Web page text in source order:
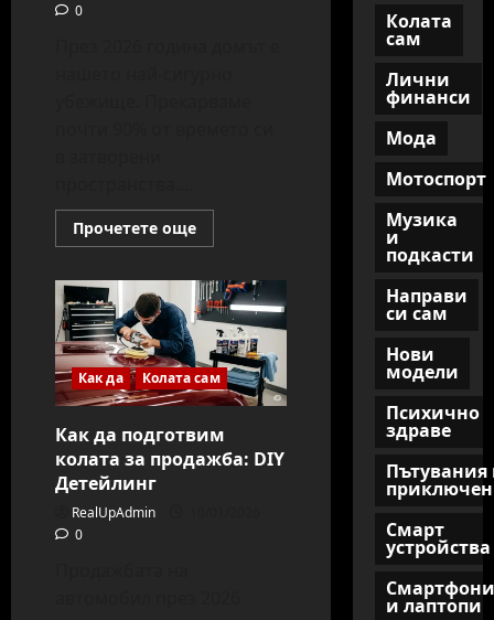
0
Прочетете ощеRead
more
въздух
у
дома:
Най-
добрите
системи
за
филтрация
Как да Колата сам
Как да подготвим
колата за продажба: DIY
Детейлинг
RealUpAdmin
0
Колата
сам
Лични
финанси
Мода
Мотоспорт
Музика
и
подкасти
Направи
си сам
Нови
модели
Психично
здраве
Пътувания
Смарт
устройства
Смартфони
и лаптопи